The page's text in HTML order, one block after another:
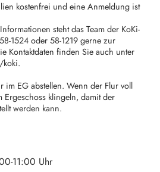
kostenfrei und eine Anmeldung ist
steht das Team der KoKi-
1524 oder 58-1219 gerne zur
Kontaktdaten finden Sie auch unter
koki.
im EG abstellen. Wenn der Flur voll
Ergeschoss klingeln, damit der
werden kann.
11:00 Uhr